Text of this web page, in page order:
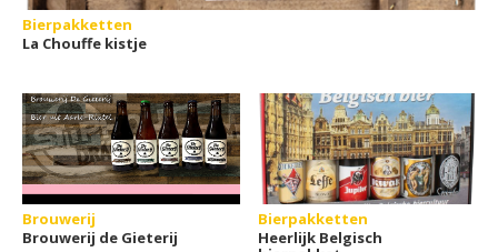
Bierpakketten
La Chouffe kistje
Brouwerij
Brouwerij de Gieterij
Bierpakketten
Heerlijk Belgisch